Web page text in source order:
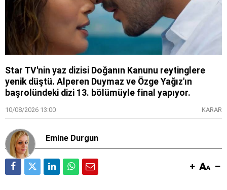
Star TV'nin yaz dizisi Doğanın Kanunu reytinglere
yenik düştü. Alperen Duymaz ve Özge Yağız'ın
başrolündeki dizi 13. bölümüyle final yapıyor.
10/08/2026 13:00 KARAR
Emine Durgun